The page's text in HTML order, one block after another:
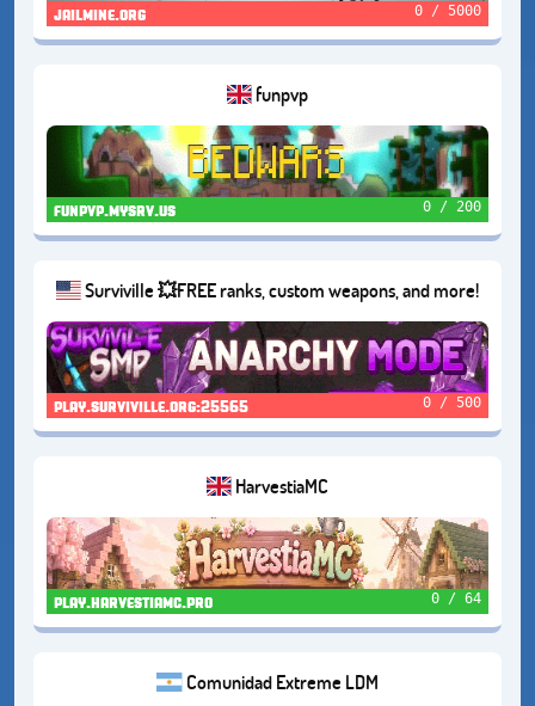
jailmine.org 0 / 5000
funpvp
funpvp.mysrv.us 0 / 200
Surviville 💥FREE ranks, custom weapons, and more!
💥
play.surviville.org:25565 0 / 500
HarvestiaMC
play.harvestiamc.pro 0 / 64
Comunidad Extreme LDM